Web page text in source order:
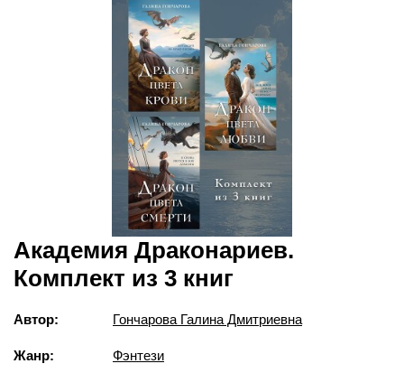
Академия Драконариев.
Комплект из 3 книг
Автор: Гончарова Галина Дмитриевна
Жанр: Фэнтези